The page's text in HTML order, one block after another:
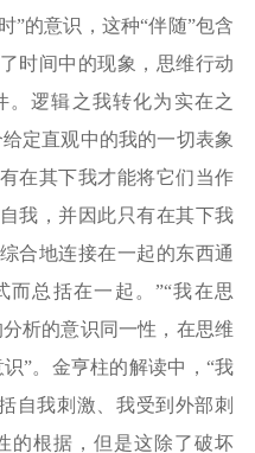
”的意识，这种“伴随”包含
时间中的现象，思维行动
。逻辑之我转化为实在之
定直观中的我的一切表象
在其下我才能将它们当作
我，并因此只有在其下我
合地连接在一起的东西通
总括在一起。”“我在思
析的意识同一性，在思维
”。金亨柱的解读中，“我
自我刺激、我受到外部刺
的根据，但是这除了破坏